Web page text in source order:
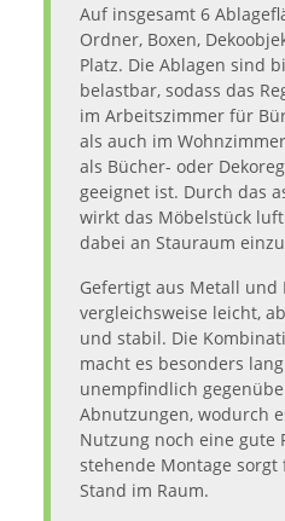
Auf insgesamt 6
Ordner, Boxen,
Platz. Die Ablagen sind
belastbar, sodass das
im Arbeitszimmer für
als auch im
als Bücher- oder
geeignet ist. Durch das
wirkt das Möbelstück
dabei an Stauraum
Gefertigt aus Metall und
vergleichsweise leicht,
und stabil. Die
macht es besonders
unempfindlich
Abnutzungen, wodurch
Nutzung noch eine gute
stehende Montage
Stand im Raum.